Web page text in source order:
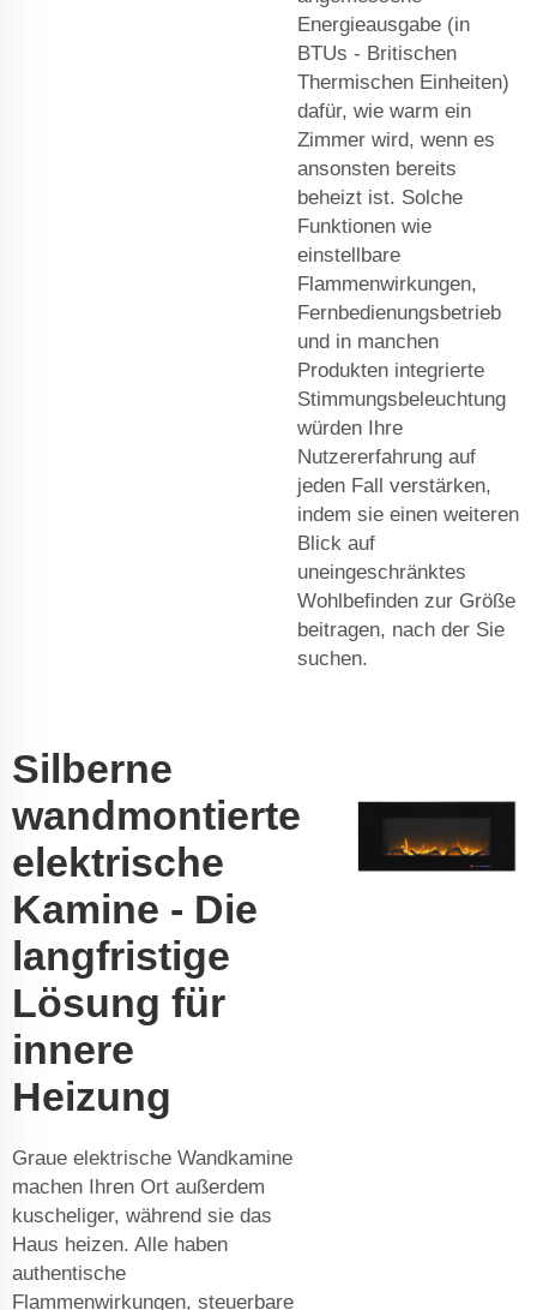
Energieausgabe (in
BTUs - Britischen
Thermischen Einheiten)
dafür, wie warm ein
Zimmer wird, wenn es
ansonsten bereits
beheizt ist. Solche
Funktionen wie
einstellbare
Flammenwirkungen,
Fernbedienungsbetrieb
und in manchen
Produkten integrierte
Stimmungsbeleuchtung
würden Ihre
Nutzererfahrung auf
jeden Fall verstärken,
indem sie einen weiteren
Blick auf
uneingeschränktes
Wohlbefinden zur Größe
beitragen, nach der Sie
suchen.
Silberne
wandmontierte
elektrische
Kamine - Die
langfristige
Lösung für
innere
Heizung
Graue elektrische Wandkamine
machen Ihren Ort außerdem
kuscheliger, während sie das
Haus heizen. Alle haben
authentische
Flammenwirkungen, steuerbare